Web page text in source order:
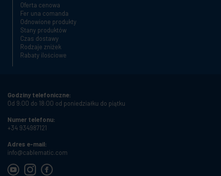
Oferta cenowa
Fer una comanda
Odnowione produkty
Stany produktów
Czas dostawy
Rodzaje zniżek
Rabaty ilościowe
Godziny telefoniczne:
Od 9:00 do 18:00 od poniedziałku do piątku
Numer telefonu:
+34 934987121
Adres e-mail:
info@cablematic.com